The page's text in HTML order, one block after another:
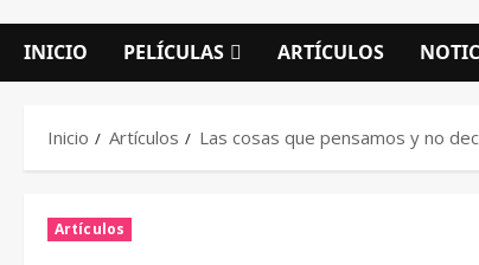
INICIO PELÍCULAS ARTÍCULOS
Inicio Artículos Las cosas que pensamos y no
Artículos